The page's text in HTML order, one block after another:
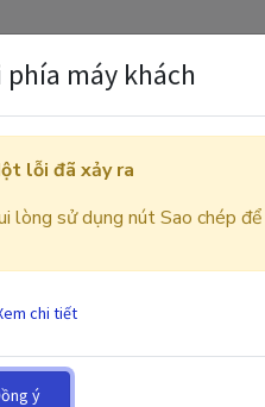
chủ GIỚI THIỆU DỊCH VỤ
gặp bất cứ vấn đề nào liên
phản hồi trong thời gian
phía máy khách
ý
lỗi đã xảy ra
lòng sử dụng nút Sao chép
chi tiết